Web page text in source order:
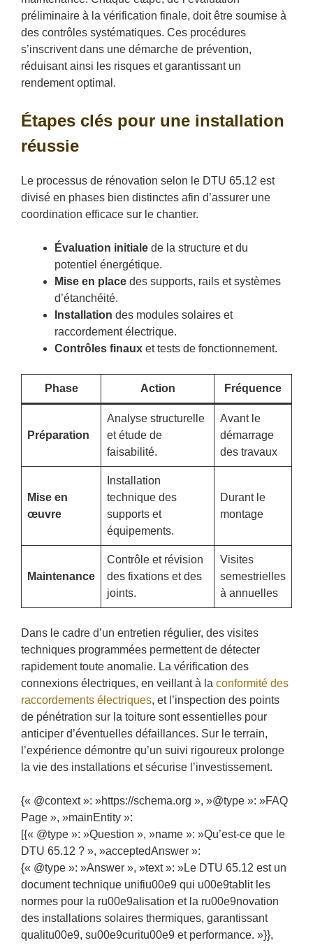
préliminaire à la vérification finale, doit être soumise à
des contrôles systématiques. Ces procédures
s’inscrivent dans une démarche de prévention,
réduisant ainsi les risques et garantissant un
rendement optimal.
Étapes clés pour une installation
réussie
Le processus de rénovation selon le DTU 65.12 est
divisé en phases bien distinctes afin d’assurer une
coordination efficace sur le chantier.
Évaluation initiale de la structure et du
potentiel énergétique.
Mise en place des supports, rails et systèmes
d’étanchéité.
Installation des modules solaires et
raccordement électrique.
Contrôles finaux et tests de fonctionnement.
Phase Action Fréquence
Préparation
Analyse structurelle
et étude de
faisabilité.
Avant le
démarrage
des travaux
Mise en
œuvre
Installation
technique des
supports et
équipements.
Durant le
montage
Maintenance
Contrôle et révision
des fixations et des
joints.
Visites
semestrielles
à annuelles
Dans le cadre d’un entretien régulier, des visites
techniques programmées permettent de détecter
rapidement toute anomalie. La vérification des
connexions électriques, en veillant à la conformité des
raccordements électriques, et l’inspection des points
de pénétration sur la toiture sont essentielles pour
anticiper d’éventuelles défaillances. Sur le terrain,
l’expérience démontre qu’un suivi rigoureux prolonge
la vie des installations et sécurise l’investissement.
{« @context »: »https://schema.org », »@type »: »FAQ
Page », »mainEntity »:
[{« @type »: »Question », »name »: »Qu’est-ce que le
DTU 65.12 ? », »acceptedAnswer »:
{« @type »: »Answer », »text »: »Le DTU 65.12 est un
document technique unifiu00e9 qui u00e9tablit les
normes pour la ru00e9alisation et la ru00e9novation
des installations solaires thermiques, garantissant
qualitu00e9, su00e9curitu00e9 et performance. »}},